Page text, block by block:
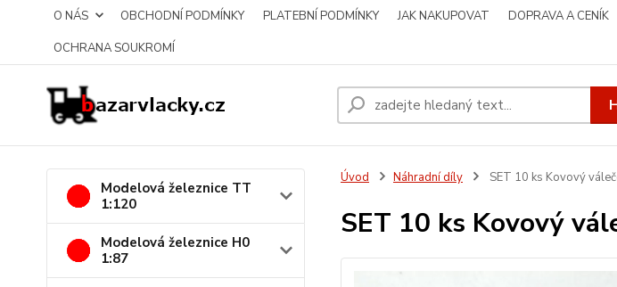
O NÁS OBCHODNÍ PODMÍNKY PLATEBNÍ PODMÍNKY JAK NAKUPOVAT DOPRAVA A CENÍK
OCHRANA SOUKROMÍ
Modelová železnice TT
1:120
Modelová železnice H0
1:87
Úvod Náhradní díly SET 10 ks Kovový
SET 10 ks Kovový